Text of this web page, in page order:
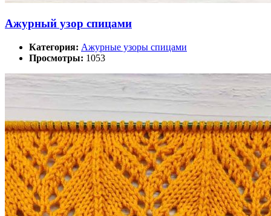
Ажурный узор спицами
Категория: Ажурные узоры спицами
Просмотры: 1053